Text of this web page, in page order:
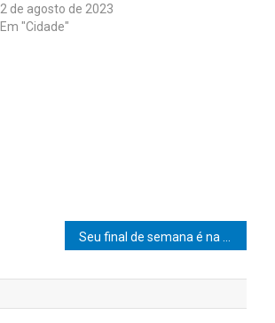
2 de agosto de 2023
Em "Cidade"